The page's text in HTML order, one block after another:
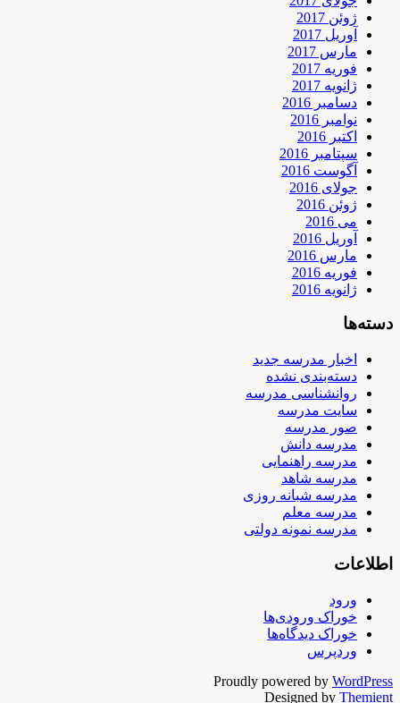
ژوئن 2017
آوریل 2017
مارس 2017
فوریه 2017
ژانویه 2017
دسامبر 2016
نوامبر 2016
اکتبر 2016
سپتامبر 2016
آگوست 2016
جولای 2016
ژوئن 2016
می 2016
آوریل 2016
مارس 2016
فوریه 2016
ژانویه 2016
دسته‌ها
اخبار مدرسه جدید
دسته‌بندی نشده
روانشناسی مدرسه
سایت مدرسه
صور مدرسه
مدرسه دانش
مدرسه راهنمایی
مدرسه شاهد
مدرسه شبانه روزی
مدرسه معلم
مدرسه نمونه دولتی
اطلاعات
ورود
خوراک ورودی‌ها
خوراک دیدگاه‌ها
وردپرس
Proudly powered by WordPress
Designed by Themient